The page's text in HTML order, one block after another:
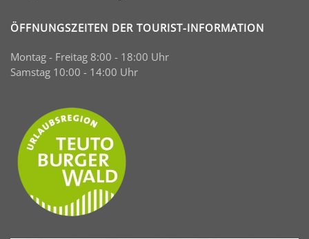
ÖFFNUNGSZEITEN DER TOURIST-INFORMATION
Montag - Freitag 8:00 - 18:00 Uhr
Samstag 10:00 - 14:00 Uhr